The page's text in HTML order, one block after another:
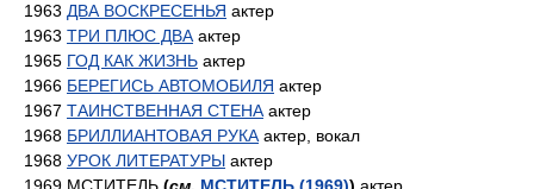
1963 ДВА ВОСКРЕСЕНЬЯ актер
1963 ТРИ ПЛЮС ДВА актер
1965 ГОД КАК ЖИЗНЬ актер
1966 БЕРЕГИСЬ АВТОМОБИЛЯ актер
1967 ТАИНСТВЕННАЯ СТЕНА актер
1968 БРИЛЛИАНТОВАЯ РУКА актер, вокал
1968 УРОК ЛИТЕРАТУРЫ актер